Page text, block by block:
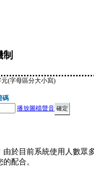
(字母區分大小寫)
碼
播放圖檔聲音
由於目前系統使用人數眾
配合。